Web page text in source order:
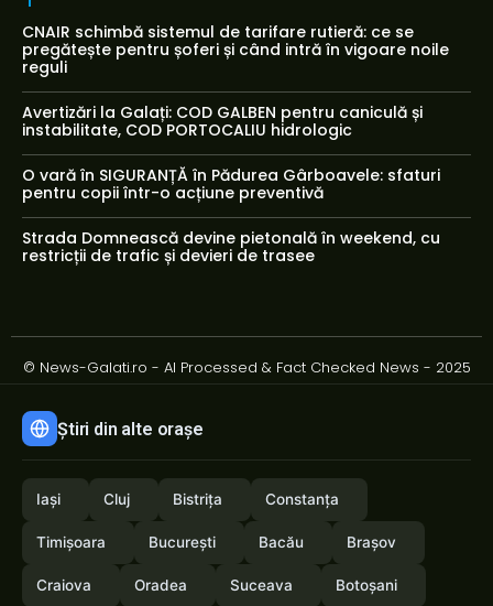
CNAIR schimbă sistemul de tarifare rutieră: ce se
pregătește pentru șoferi și când intră în vigoare noile
reguli
Avertizări la Galați: COD GALBEN pentru caniculă și
instabilitate, COD PORTOCALIU hidrologic
O vară în SIGURANȚĂ în Pădurea Gârboavele: sfaturi
pentru copii într-o acțiune preventivă
Strada Domnească devine pietonală în weekend, cu
restricții de trafic și devieri de trasee
© News-Galati.ro - AI Processed & Fact Checked News - 2025
Știri din alte orașe
Iași Cluj Bistrița Constanța
Timișoara București Bacău Brașov
Craiova Oradea Suceava Botoșani